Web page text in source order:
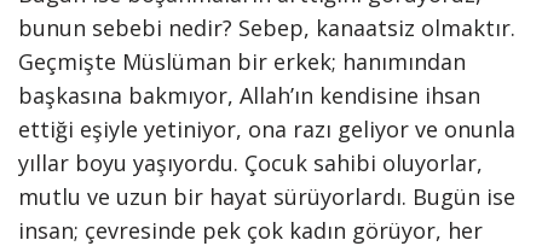
bunun sebebi nedir? Sebep, kanaatsiz olmaktır.
Geçmişte Müslüman bir erkek; hanımından
başkasına bakmıyor, Allah’ın kendisine ihsan
ettiği eşiyle yetiniyor, ona razı geliyor ve onunla
yıllar boyu yaşıyordu. Çocuk sahibi oluyorlar,
mutlu ve uzun bir hayat sürüyorlardı. Bugün ise
insan; çevresinde pek çok kadın görüyor, her